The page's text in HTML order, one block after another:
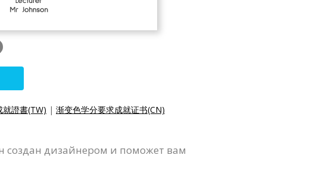
證書(TW) | 渐变色学分要求成就证书(CN)
дизайнером и поможет вам